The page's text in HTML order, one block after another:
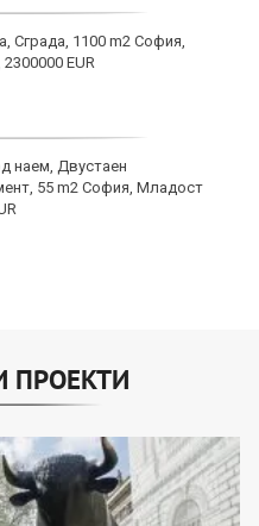
Сграда, 1100 m2 София,
EUR
наем, Двустаен
55 m2 София, Младост
ПРОЕКТИ